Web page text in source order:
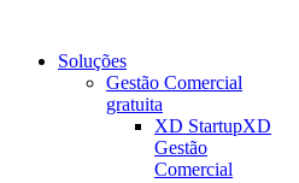
Soluções
Gestão Comercial
gratuita
XD StartupXD
Gestão
Comercial